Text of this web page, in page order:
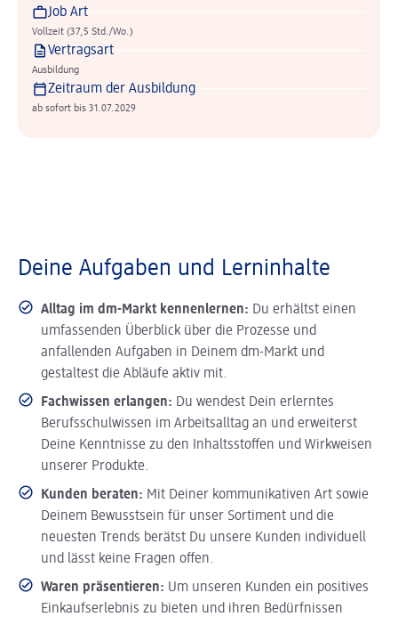
Job Art
Vollzeit (37,5 Std./Wo.)
Vertragsart
Ausbildung
Zeitraum der Ausbildung
ab sofort bis 31.07.2029
Deine Aufgaben und Lerninhalte
Alltag im dm-Markt kennenlernen: Du erhältst einen
umfassenden Überblick über die Prozesse und
anfallenden Aufgaben in Deinem dm-Markt und
gestaltest die Abläufe aktiv mit.
Fachwissen erlangen: Du wendest Dein erlerntes
Berufsschulwissen im Arbeitsalltag an und erweiterst
Deine Kenntnisse zu den Inhaltsstoffen und Wirkweisen
unserer Produkte.
Kunden beraten: Mit Deiner kommunikativen Art sowie
Deinem Bewusstsein für unser Sortiment und die
neuesten Trends berätst Du unsere Kunden individuell
und lässt keine Fragen offen.
Waren präsentieren: Um unseren Kunden ein positives
Einkaufserlebnis zu bieten und ihren Bedürfnissen